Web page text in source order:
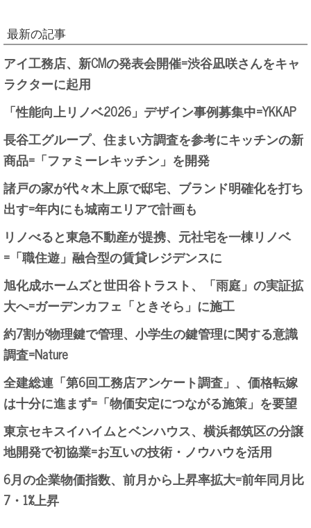
最新の記事
アイ工務店、新CMの発表会開催=渋谷凪咲さんをキャ
ラクターに起用
「性能向上リノベ2026」デザイン事例募集中=YKKAP
長谷工グループ、住まい方調査を参考にキッチンの新
商品=「ファミーレキッチン」を開発
諸戸の家が代々木上原で邸宅、ブランド明確化を打ち
出す=年内にも城南エリアで計画も
リノべると東急不動産が提携、元社宅を一棟リノベ
=「職住遊」融合型の賃貸レジデンスに
旭化成ホームズと世田谷トラスト、「雨庭」の実証拡
大へ=ガーデンカフェ「ときそら」に施工
約7割が物理鍵で管理、小学生の鍵管理に関する意識
調査=Nature
全建総連「第6回工務店アンケート調査」、価格転嫁
は十分に進まず=「物価安定につながる施策」を要望
東京セキスイハイムとベンハウス、横浜都筑区の分譲
地開発で初協業=お互いの技術・ノウハウを活用
6月の企業物価指数、前月から上昇率拡大=前年同月比
7・1%上昇